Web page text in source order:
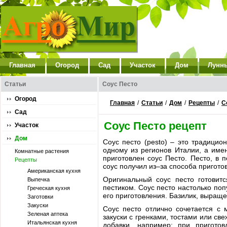
Главная Огород Сад Участок Дом
Статьи
Огород
Сад
Участок
Дом
Комнатные растения
Рецепты
Американская кухня
Выпечка
Греческая кухня
Заготовки
Закуски
Зеленая аптека
Итальянская кухня
Соус Песто
Главная / Статьи / Дом / Рецепты /
Соус Песто рецепт
Соус песто (pesto) – это
одному из регионов Италии, а
приготовлен соус Песто. Песто, в
соус получил из–за способа
Оригинальный соус песто
пестиком. Соус песто настолько
его приготовления. Базилик,
Соус песто отлично сочетается
закуски с гренками, тостами или
добавки, например: при